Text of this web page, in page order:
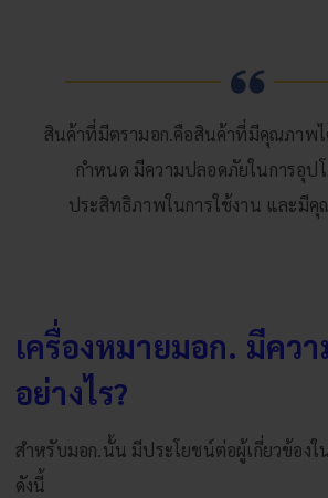
สินค้าที่มีตรามอก.คือสินค้าที่มีคุณภาพ
กำหนด มีความปลอดภัยในการอุป
ประสิทธิภาพในการใช้งาน และมี
เครื่องหมายมอก. มีคว
อย่างไร?
สำหรับมอก.นั้น มีประโยชน์ต่อผู้เกี่ยวข้อง
ดังนี้